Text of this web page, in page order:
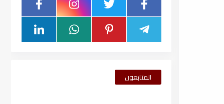
المتابعون